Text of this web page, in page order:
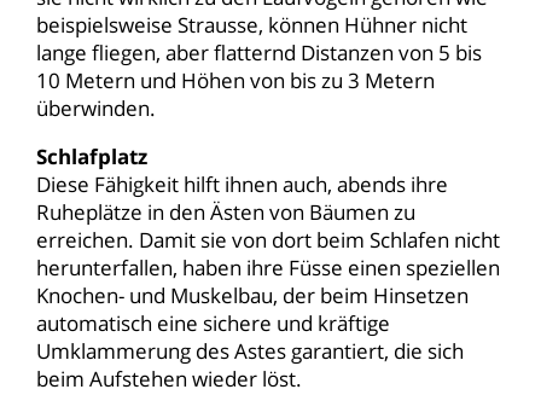
beispielsweise Strausse, können Hühner nicht
lange fliegen, aber flatternd Distanzen von 5 bis
10 Metern und Höhen von bis zu 3 Metern
überwinden.
Schlafplatz
Diese Fähigkeit hilft ihnen auch, abends ihre
Ruheplätze in den Ästen von Bäumen zu
erreichen. Damit sie von dort beim Schlafen nicht
herunterfallen, haben ihre Füsse einen speziellen
Knochen- und Muskelbau, der beim Hinsetzen
automatisch eine sichere und kräftige
Umklammerung des Astes garantiert, die sich
beim Aufstehen wieder löst.